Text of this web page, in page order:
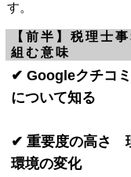
す。
【前半】税理士
組む意味
✔ Googleクチコミ
について知る
✔ 重要度の高さ
環境の変化